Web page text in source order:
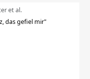
et al.
das gefiel mir"